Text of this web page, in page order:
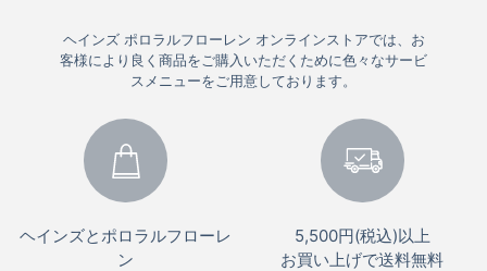
ヘインズ ポロラルフローレン オンラインストアでは、お
客様により良く商品をご購入いただくために色々なサービ
スメニューをご用意しております。
ヘインズとポロラルフローレ
ン
5,500円(税込)以上
お買い上げで送料無料